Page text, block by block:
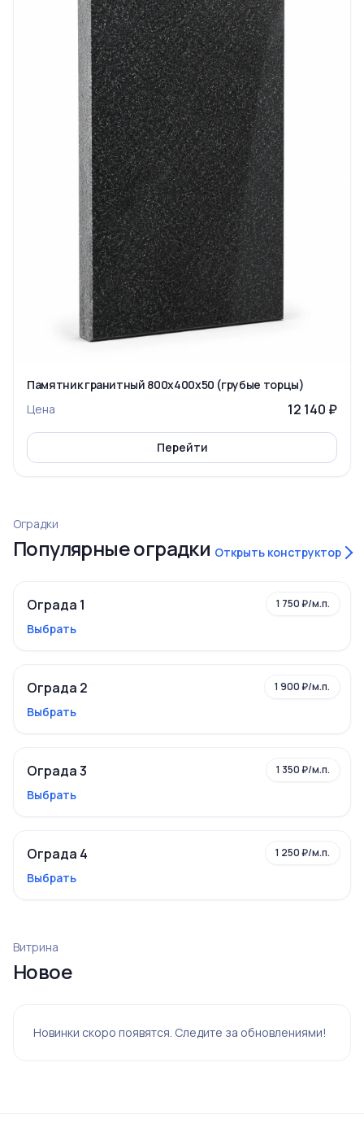
Памятник гранитный 800x400x50 (грубые торцы)
Цена
12 140 ₽
Перейти
Оградки
Популярные оградки Открыть конструктор
1 750 ₽/м.п.
Ограда 1
Выбрать
1 900 ₽/м.п.
Ограда 2
Выбрать
1 350 ₽/м.п.
Ограда 3
Выбрать
1 250 ₽/м.п.
Ограда 4
Выбрать
Витрина
Новое
Новинки скоро появятся. Следите за обновлениями!